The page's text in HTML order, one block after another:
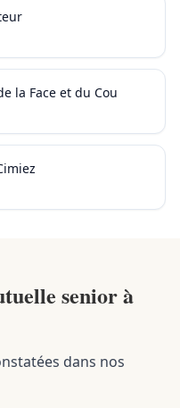
la Face et du Cou
senior à
dans nos